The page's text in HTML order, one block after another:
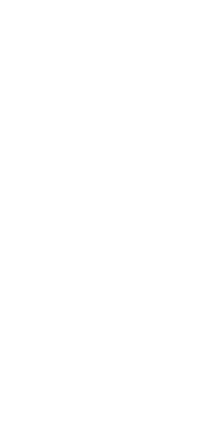
день.
смартфонов и других
книг, дневники
вошли мобильные
прогнозам
к уровню 2016 года.
этому, теневому,
в современном